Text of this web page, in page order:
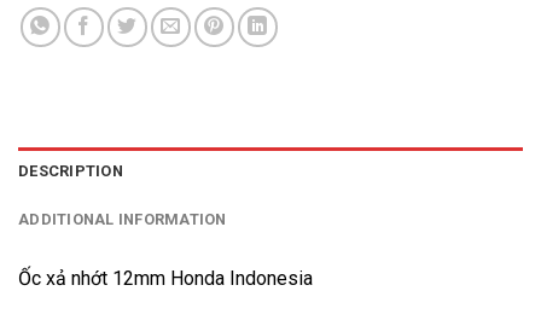
DESCRIPTION
ADDITIONAL INFORMATION
Ốc xả nhớt 12mm Honda Indonesia